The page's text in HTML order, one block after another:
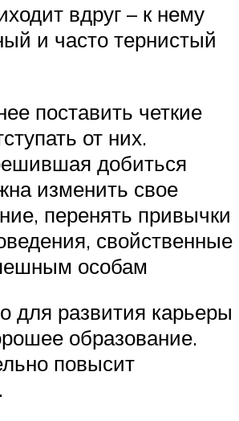
вдруг – к нему
и часто тернистый
поставить четкие
от них.
добиться
изменить свое
перенять привычки
свойственные
особам
для развития карьеры
образование.
повысит